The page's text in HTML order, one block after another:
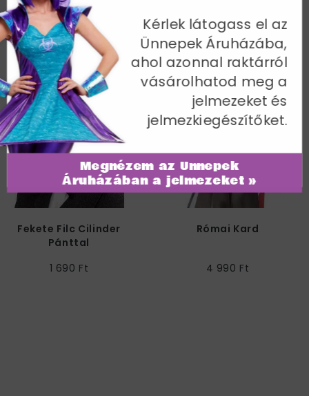
További termékek a kategóriában
Fekete Filc Cilinder
Pánttal
1 690 Ft
Római Kard
4 990 Ft
Megnézem az Ünnepek
Áruházában a jelmezeket »
Kérlek látogass el az
Ünnepek Áruházába,
ahol azonnal raktárról
vásárolhatod meg a
jelmezeket és
jelmezkiegészítőket.